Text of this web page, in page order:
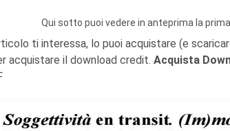
Qui sotto puoi vedere in anteprima la
ti interessa, lo puoi acquistare (e
acquistare il download credit. Acquista